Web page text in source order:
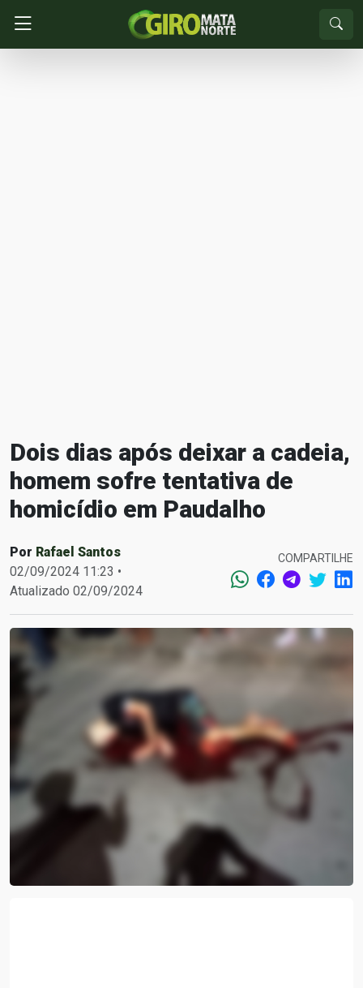
Dois dias após deixar a cadeia,
homem sofre tentativa de
homicídio em Paudalho
Por Rafael Santos
02/09/2024 11:23 •
Atualizado 02/09/2024
COMPARTILHE